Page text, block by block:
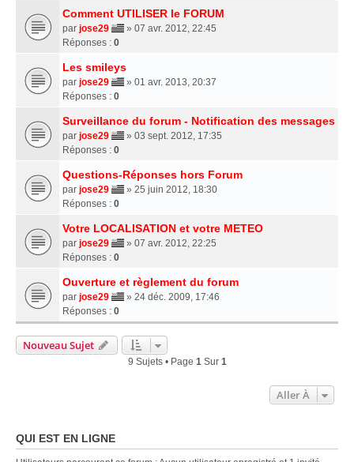
Comment UTILISER le FORUM
par jose29
» 07 avr. 2012, 22:45
Réponses : 0
Les smileys
par jose29
» 01 avr. 2013, 20:37
Réponses : 0
Surveillance du forum - Notification des messages
par jose29
» 03 sept. 2012, 17:35
Réponses : 0
Questions-Réponses hors Forum
par jose29
» 25 juin 2012, 18:30
Réponses : 0
Votre LOCALISATION et votre METEO
par jose29
» 07 avr. 2012, 22:25
Réponses : 0
Ouverture et règlement du forum
par jose29
» 24 déc. 2009, 17:46
Réponses : 0
Nouveau Sujet
9 Sujets • Page 1 Sur 1
Aller À
QUI EST EN LIGNE